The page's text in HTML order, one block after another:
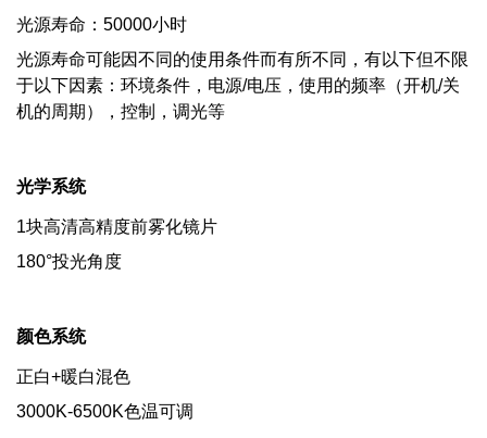
光源寿命：50000小时
光源寿命可能因不同的使用条件而有所不同，有以下但不限
于以下因素：环境条件，电源/电压，使用的频率（开机/关
机的周期），控制，调光等
光学系统
1块高清高精度前雾化镜片
180°投光角度
颜色系统
正白+暖白混色
3000K-6500K色温可调